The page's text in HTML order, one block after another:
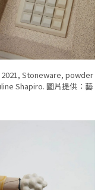
Stoneware, powder
Shapiro. 圖片提供：藝